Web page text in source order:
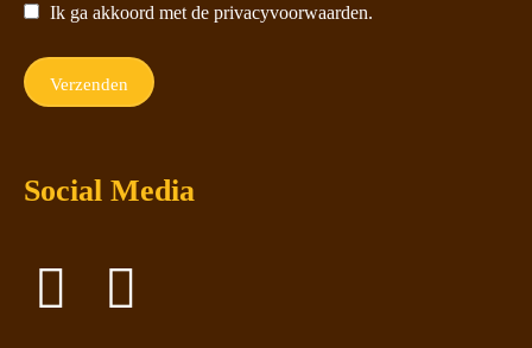
Ik ga akkoord met de privacyvoorwaarden.
Social Media